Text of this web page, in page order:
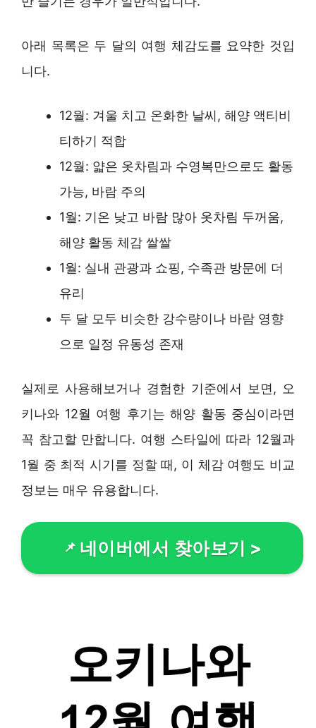
아래 목록은 두 달의 여행 체감도를 요약한 것입
니다.
12월: 겨울 치고 온화한 날씨, 해양 액티비
티하기 적합
12월: 얇은 옷차림과 수영복만으로도 활동
가능, 바람 주의
1월: 기온 낮고 바람 많아 옷차림 두꺼움,
해양 활동 체감 쌀쌀
1월: 실내 관광과 쇼핑, 수족관 방문에 더
유리
두 달 모두 비슷한 강수량이나 바람 영향
으로 일정 유동성 존재
실제로 사용해보거나 경험한 기준에서 보면, 오
키나와 12월 여행 후기는 해양 활동 중심이라면
꼭 참고할 만합니다. 여행 스타일에 따라 12월과
1월 중 최적 시기를 정할 때, 이 체감 여행도 비교
정보는 매우 유용합니다.
네이버에서 찾아보기 >